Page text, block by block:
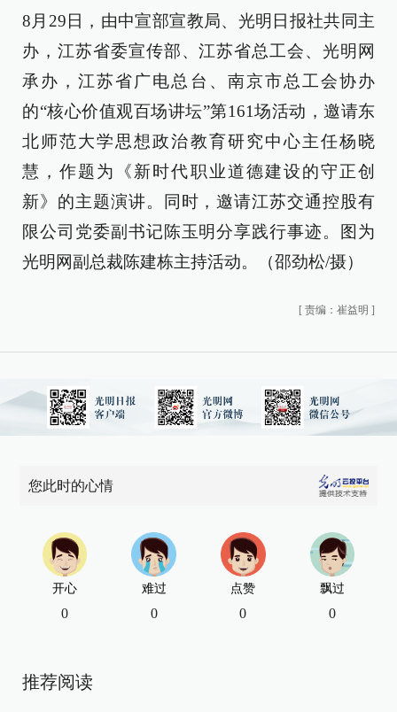
8月29日，由中宣部宣教局、光明日报社共同主
办，江苏省委宣传部、江苏省总工会、光明网
承办，江苏省广电总台、南京市总工会协办
的“核心价值观百场讲坛”第161场活动，邀请东
北师范大学思想政治教育研究中心主任杨晓
慧，作题为《新时代职业道德建设的守正创
新》的主题演讲。同时，邀请江苏交通控股有
限公司党委副书记陈玉明分享践行事迹。图为
光明网副总裁陈建栋主持活动。（邵劲松/摄）
[ 责编：崔益明 ]
您此时的心情
开心
0
难过
0
点赞
0
飘过
0
推荐阅读